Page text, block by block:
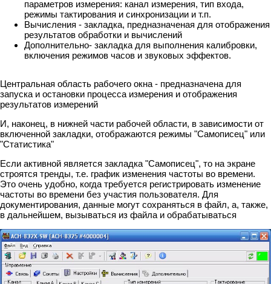
параметров измерения: канал измерения, тип входа,
режимы тактирования и синхронизации и т.п.
Вычисления - закладка, предназначеная для отображения
результатов обработки и вычислений
Дополнительно- закладка для выполнения калибровки,
включения режимов часов и звуковых эффектов.
Центральная область рабочего окна - предназначена для
запуска и остановки процесса измерения и отображения
результатов измерений
И, наконец, в нижней части рабочей области, в зависимости от
включенной закладки, отображаются режимы "Самописец" или
"Статистика"
Если активной является закладка "Самописец", то на экране
строятся тренды, т.е. график изменения частоты во времени.
Это очень удобно, когда требуется регистрировать изменение
частоты во времени без участия пользователя. Для
документирования, данные могут сохраняться в файл, а, также,
в дальнейшем, вызываться из файла и обрабатываться